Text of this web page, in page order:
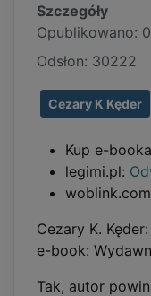
Szczegóły
Opublikowano:
Odsłon: 30222
Cezary K Kęder
Kup e-booka
legimi.pl:
Cezary K. Kęder:
e-book:
Tak, autor